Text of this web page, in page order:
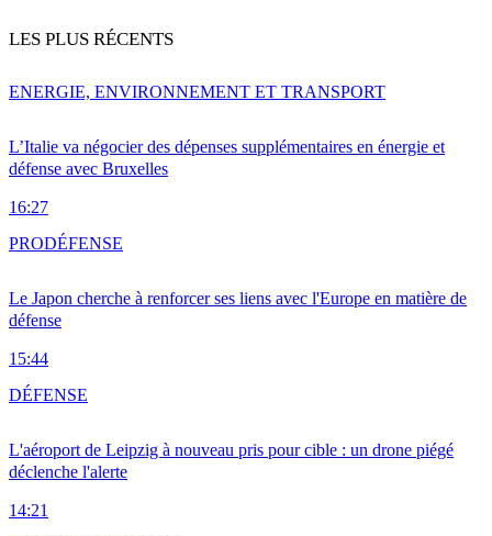
LES PLUS RÉCENTS
L’Italie va négocier des dépenses supplémentaires en énergie et
défense avec Bruxelles
16:27
ENERGIE, ENVIRONNEMENT ET TRANSPORT
Le Japon cherche à renforcer ses liens avec l'Europe en matière de
défense
15:44
PRODÉFENSE
L'aéroport de Leipzig à nouveau pris pour cible : un drone piégé
déclenche l'alerte
14:21
DÉFENSE